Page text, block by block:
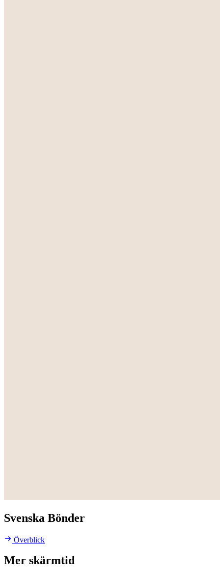
Svenska Bönder
Överblick
Mer skärmtid